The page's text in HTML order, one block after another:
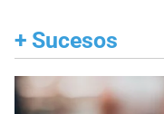
+ Sucesos